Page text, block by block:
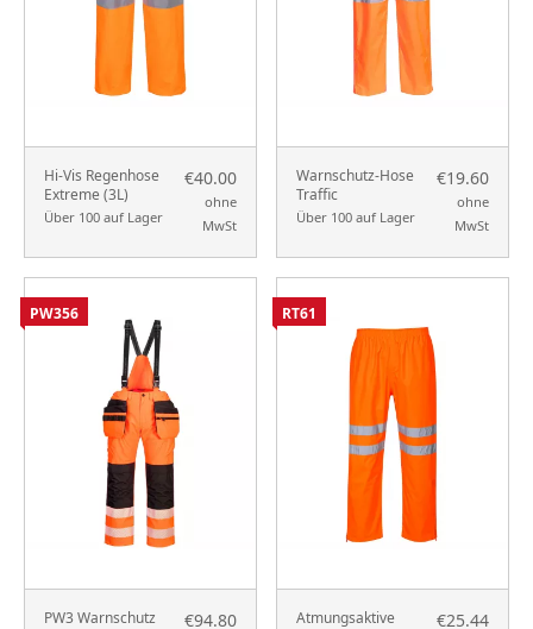
Hi-Vis Regenhose
Extreme (3L)
Über 100 auf Lager
€40.00
ohne
MwSt
Warnschutz-Hose
Traffic
Über 100 auf Lager
€19.60
ohne
MwSt
PW3 Warnschutz
€94.80
PW356
Atmungsaktive
€25.44
RT61